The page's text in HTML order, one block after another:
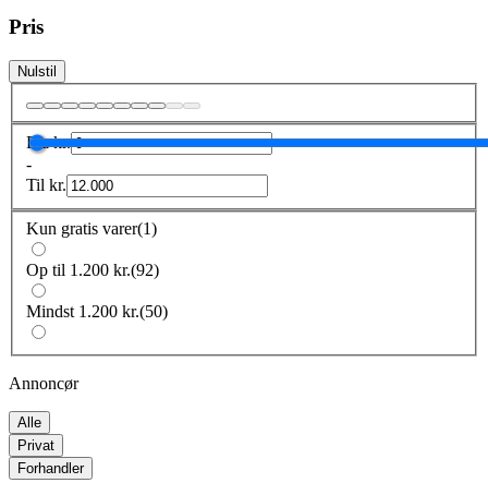
Pris
Nulstil
Frakr.
-
Til kr.
Kun gratis varer(1)
Op til 1.200 kr.(92)
Mindst 1.200 kr.(50)
Annoncør
Alle
Privat
Forhandler